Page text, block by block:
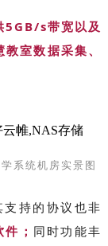
5GB/s带宽以及
室数据采集、
系统机房实景图
持的协议也非
； 同时功能丰